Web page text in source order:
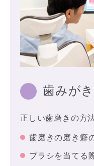
歯みが
正しい歯磨きの方
歯磨きの磨き癖
ブラシを当てる